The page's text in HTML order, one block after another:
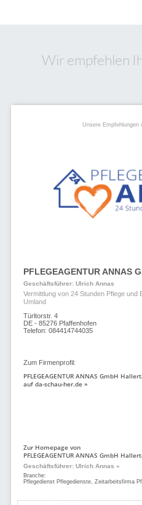
Wir empfehlen
Unsere Empfehlungen
PFLEGEAGENTUR ANNAS
Geschäftsführer: Ulrich Annas
Vermittlung von 24 Stunden Pflege und
Umland
Türltorstr. 4
DE - 85276 Pfaffenhofen
Telefon: 084414744035
Zum Firmenprofil:
PFLEGEAGENTUR ANNAS GmbH
auf da-schau-her.de »
Zur Homepage von
PFLEGEAGENTUR ANNAS GmbH
Geschäftsführer: Ulrich Annas »
Branche:
Pflegedienst Pflegedienste, Zeitarbeitsfirma